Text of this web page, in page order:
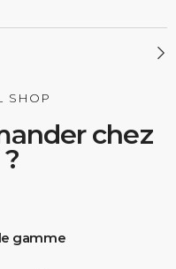
SHOP
chez
gamme